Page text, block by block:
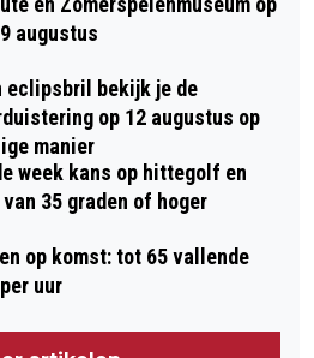
augustus
eclipsbril bekijk je de
op 12 augustus op
manier
week kans op hittegolf en
35 graden of hoger
op komst: tot 65 vallende
uur